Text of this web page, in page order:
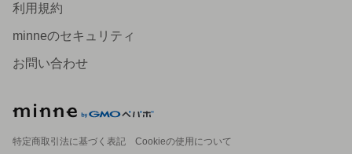
利用規約
minneのセキュリティ
お問い合わせ
特定商取引法に基づく表記
Cookieの使用について